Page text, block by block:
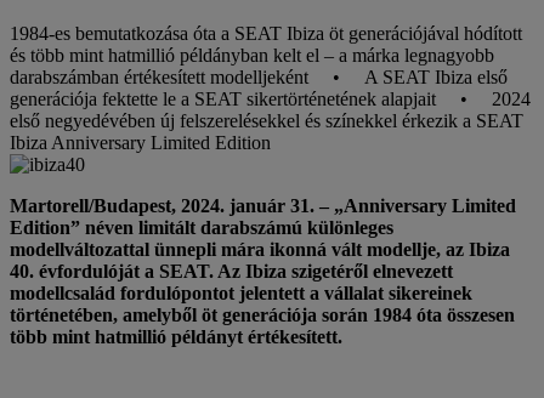
1984-es bemutatkozása óta a SEAT Ibiza öt generációjával hódított
és több mint hatmillió példányban kelt el – a márka legnagyobb
darabszámban értékesített modelljeként • A SEAT Ibiza első
generációja fektette le a SEAT sikertörténetének alapjait • 2024
első negyedévében új felszerelésekkel és színekkel érkezik a SEAT
Ibiza Anniversary Limited Edition
Martorell/Budapest, 2024. január 31. – „Anniversary Limited
Edition” néven limitált darabszámú különleges
modellváltozattal ünnepli mára ikonná vált modellje, az Ibiza
40. évfordulóját a SEAT. Az Ibiza szigetéről elnevezett
modellcsalád fordulópontot jelentett a vállalat sikereinek
történetében, amelyből öt generációja során 1984 óta összesen
több mint hatmillió példányt értékesített.